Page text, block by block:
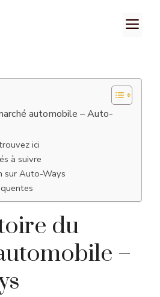
automobile – Auto-
ici
à suivre
sur Auto-Ways
du
–